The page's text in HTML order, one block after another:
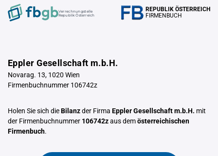
Verrechnungstelle
Republik Österreich
REPUBLIK ÖSTERREICH
FIRMENBUCH
Eppler Gesellschaft m.b.H.
Novarag. 13, 1020 Wien
Firmenbuchnummer 106742z
Holen Sie sich dieBilanzder Firma Eppler Gesellschaft m.b.H. mit
der Firmenbuchnummer 106742zaus demösterreichischen
Firmenbuch.